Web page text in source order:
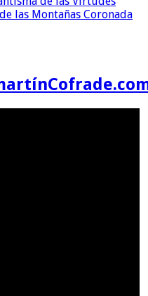
las Montañas Coronada